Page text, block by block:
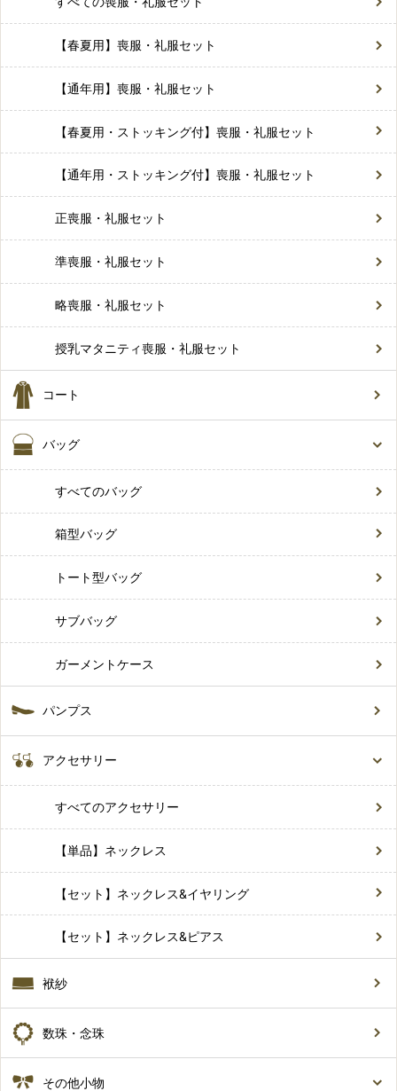
【春夏用】喪服・礼服セット
【通年用】喪服・礼服セット
【春夏用・ストッキング付】喪服・礼服セット
【通年用・ストッキング付】喪服・礼服セット
正喪服・礼服セット
準喪服・礼服セット
略喪服・礼服セット
授乳マタニティ喪服・礼服セット
コート
バッグ
すべてのバッグ
箱型バッグ
トート型バッグ
サブバッグ
ガーメントケース
パンプス
アクセサリー
すべてのアクセサリー
【単品】ネックレス
【セット】ネックレス&イヤリング
【セット】ネックレス&ピアス
袱紗
数珠・念珠
その他小物